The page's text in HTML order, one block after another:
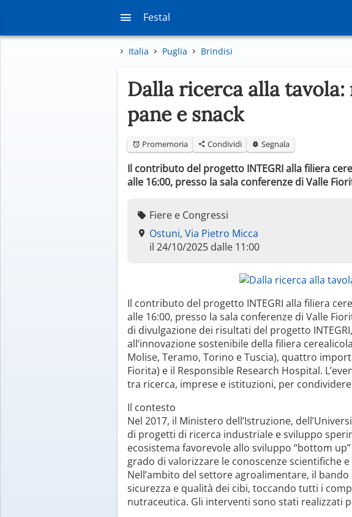
Festal
Italia Puglia Brindisi
Dalla ricerca alla
pane e snack
Promemoria Condividi Segnala
Il contributo del progetto INTEGRI alla filiera
alle 16:00, presso la sala conferenze di Valle
Fiere e Congressi
Ostuni, Via Pietro Micca
il 24/10/2025 dalle 11:00
Il contributo del progetto INTEGRI alla filiera
alle 16:00, presso la sala conferenze di Valle
di divulgazione dei risultati del progetto
all’innovazione sostenibile della filiera
Molise, Teramo, Torino e Tuscia), quattro
Fiorita) e il Responsible Research Hospital.
tra ricerca, imprese e istituzioni, per
Il contesto
Nel 2017, il Ministero dell’Istruzione,
di progetti di ricerca industriale e sviluppo
ecosistema favorevole allo sviluppo “bottom
grado di valorizzare le conoscenze scientifiche
Nell’ambito del settore agroalimentare, il
sicurezza e qualità dei cibi, toccando tutti i
nutraceutica. Gli interventi sono stati realizzati